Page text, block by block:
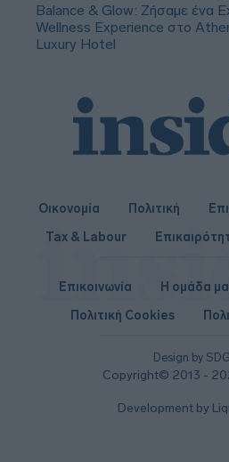
Balance & Glow: Ζήσαμε ένα
Wellness Experience στο
Luxury Hotel
Οικονομία Πολιτική
Tax & Labour
Design by SDG
Copyright© 2013 -
Επικοινωνία Η ομάδα
Πολιτική Cookies
Development by